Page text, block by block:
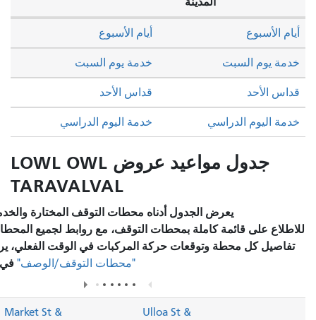
خدمة يوم السبت
خدمة اليوم الدراسي
جدول مواعيد عروض LOWL OWL
TARAVALVAL
يعرض الجدول أدناه محطات التوقف المختارة والخدمة المخطط لها.
كاملة بمحطات التوقف، مع روابط لجميع المحطات للاطلاع على
محطة وتوقعات حركة المركبات في الوقت الفعلي، يرجى زيارة قسم
"محطات التوقف/الوصف"في صفحة المسار.
Don Chee